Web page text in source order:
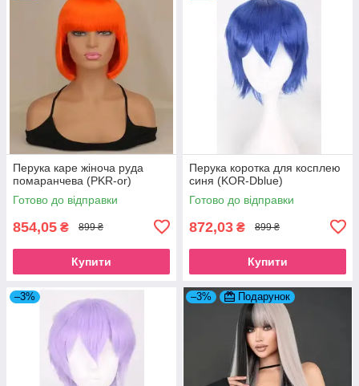
Перука каре жіноча руда
помаранчева (PKR-or)
Готово до відправки
854,05 ₴ 899 ₴
Купити
Перука коротка для косплею
синя (KOR-Dblue)
Готово до відправки
872,03 ₴ 899 ₴
Купити
–3% –3% Подарунок